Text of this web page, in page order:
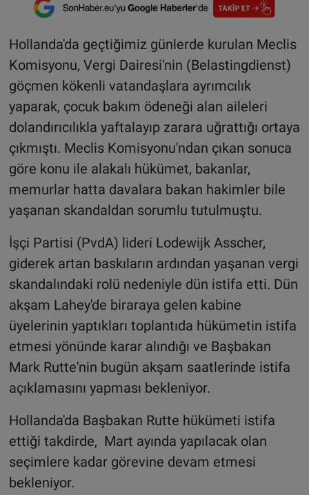
Hollanda'da geçtiğimiz günlerde kurulan Meclis
Komisyonu, Vergi Dairesi'nin (Belastingdienst)
göçmen kökenli vatandaşlara ayrımcılık
yaparak, çocuk bakım ödeneği alan aileleri
dolandırıcılıkla yaftalayıp zarara uğrattığı ortaya
çıkmıştı. Meclis Komisyonu'ndan çıkan sonuca
göre konu ile alakalı hükümet, bakanlar,
memurlar hatta davalara bakan hakimler bile
yaşanan skandaldan sorumlu tutulmuştu.
İşçi Partisi (PvdA) lideri Lodewijk Asscher,
giderek artan baskıların ardından yaşanan vergi
skandalındaki rolü nedeniyle dün istifa etti. Dün
akşam Lahey'de biraraya gelen kabine
üyelerinin yaptıkları toplantıda hükümetin istifa
etmesi yönünde karar alındığı ve Başbakan
Mark Rutte'nin bugün akşam saatlerinde istifa
açıklamasını yapması bekleniyor.
Hollanda'da Başbakan Rutte hükümeti istifa
ettiği takdirde, Mart ayında yapılacak olan
seçimlere kadar görevine devam etmesi
bekleniyor.